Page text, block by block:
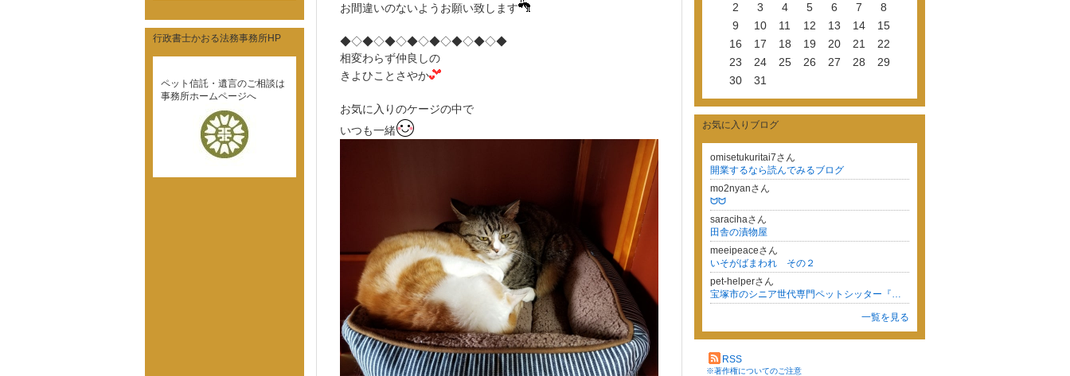
お間違いのないようお願い致します
◆◇◆◇◆◇◆◇◆◇◆◇◆◇◆
相変わらず仲良しの
きよひことさやか
お気に入りのケージの中で
いつも一緒
2
3 4 5 6 7
8
9
10 11 12 13 14
15
16
17 18 19 20 21
22
23
24 25 26 27 28
29
30
31
お気に入りブログ
omisetukuritai7さん
開業するなら読んでみるブログ
mo2nyanさん
ᗢᗢ
saracihaさん
田舎の漬物屋
meeipeaceさん
いそがばまわれ その２
pet-helperさん
宝塚市のシニア世代専門ペットシッター『つばさステーション』
一覧を見る
RSS
※著作権についてのご注意
行政書士かおる法務事務所HP
ペット信託・遺言のご相談は
事務所ホームページへ